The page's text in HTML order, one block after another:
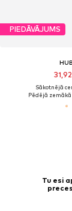
PIEDĀVĀJUMS
Sākotnējā
Pēdējā zemākā
Tu esi